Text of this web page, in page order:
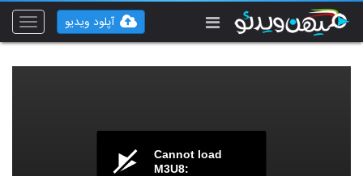
Toggle
آپلود ویدیو
Cannot load
M3U8: